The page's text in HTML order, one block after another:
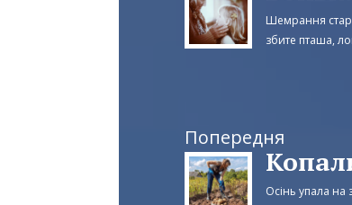
Шемрання
збите пташа,
Попередня
Осінь упала